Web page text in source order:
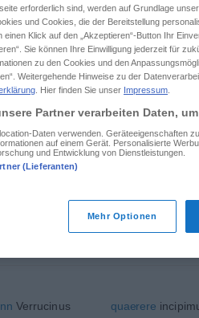
etwa etwas
quis-nam
Verrucinus quaerere
erforderlich sind, werden auf Grundlage
und Cookies, die der Bereitstellung
einen Klick auf den „Akzeptieren“-Button Ihr
Sie können Ihre Einwilligung jederzeit für
zu den Cookies und den
Weitergehende Hinweise zu der
. Hier finden Sie unser Impressum
Partner verarbeiten Daten,
Daten verwenden. Geräteeigenschaften
auf einem Gerät. Personalisierte
und Entwicklung von Dienstleistungen.
(Lieferanten)
Mehr Optionen